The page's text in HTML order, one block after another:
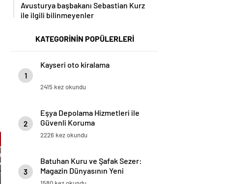
Avusturya başbakanı Sebastian Kurz
ile ilgili bilinmeyenler
KATEGORİNİN POPÜLERLERİ
1
Kayseri oto kiralama
2415 kez okundu
2
Eşya Depolama Hizmetleri ile
Güvenli Koruma
2226 kez okundu
3
Batuhan Kuru ve Şafak Sezer:
Magazin Dünyasının Yeni
“Dynamic Duo”su!